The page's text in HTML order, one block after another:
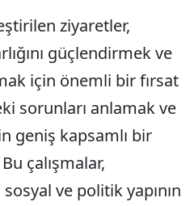
ziyaretler,
güçlendirmek ve
için önemli bir fırsat
sorunları anlamak ve
geniş kapsamlı bir
çalışmalar,
ve politik yapının